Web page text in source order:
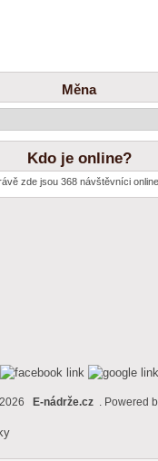
Měna
Kdo je online?
zde jsou 368 návštěvníci online.
E-nádrže.cz . Powered